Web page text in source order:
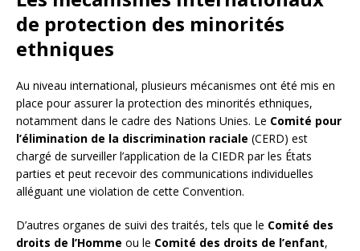
de protection des minorités
ethniques
Au niveau international, plusieurs mécanismes ont été mis en
place pour assurer la protection des minorités ethniques,
notamment dans le cadre des Nations Unies. Le Comité pour
l’élimination de la discrimination raciale (CERD) est
chargé de surveiller l’application de la CIEDR par les États
parties et peut recevoir des communications individuelles
alléguant une violation de cette Convention.
D’autres organes de suivi des traités, tels que le Comité des
droits de l’Homme ou le Comité des droits de l’enfant,